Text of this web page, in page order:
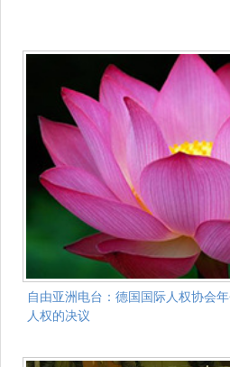
自由亚洲电台：德国国际人权协会
人权的决议